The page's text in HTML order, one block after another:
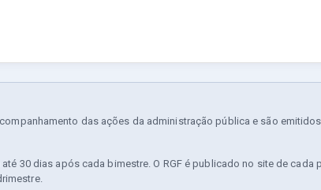
das ações da administração pública e são
30 dias após cada bimestre. O RGF é publicado no site de cada